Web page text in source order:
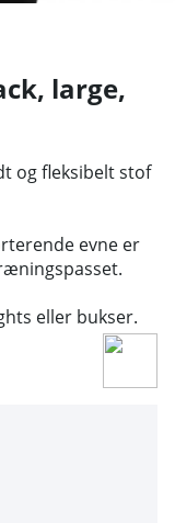
large,
og fleksibelt stof
evne er
eller bukser.